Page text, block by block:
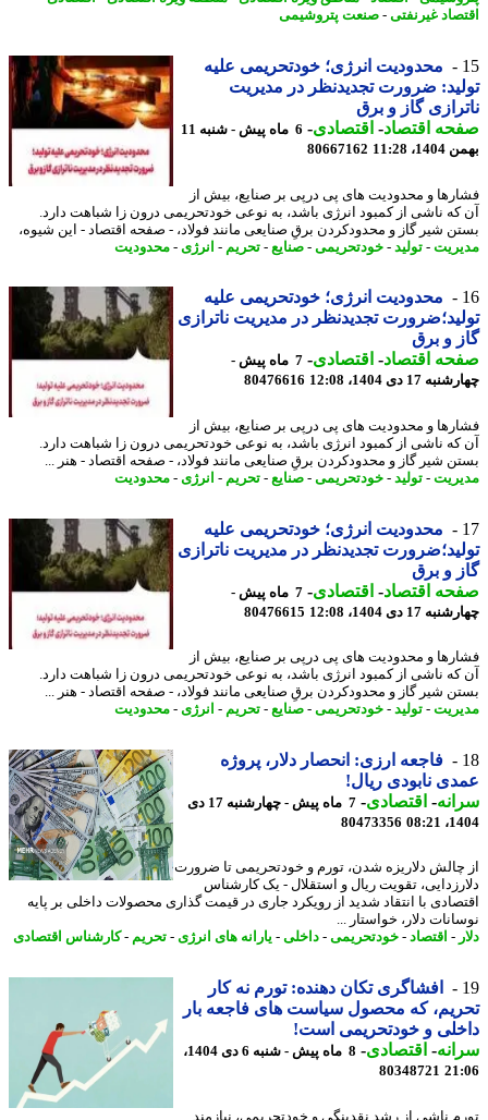
غیرنفتی-صنعت پتروشیمی
محدودیت انرژی؛ خودتحریمی علیه
ضرورت تجدیدنظر در مدیریت
گاز و برق
اقتصاد-اقتصادی-
6 ماه پیش - شنبه 11
11:28
80667162
و محدودیت های پی درپی بر صنایع، بیش از
ناشی از کمبود انرژی باشد، به نوعی خودتحریمی درون زا شباهت دارد.
شیر گاز و محدودکردن برقِ صنایعی مانند فولاد، - صفحه اقتصاد - این شیوه،
-تولید-خودتحریمی -صنایع-تحریم- انرژی-محدودیت
محدودیت انرژی؛ خودتحریمی علیه
تجدیدنظر در مدیریت ناترازی
و برق
اقتصاد-اقتصادی- 7 ماه پیش -
17 دی 1404، 12:08
80476616
و محدودیت های پی درپی بر صنایع، بیش از
ناشی از کمبود انرژی باشد، به نوعی خودتحریمی درون زا شباهت دارد.
شیر گاز و محدودکردن برقِ صنایعی مانند فولاد، - صفحه اقتصاد - هنر ...
-تولید-خودتحریمی -صنایع-تحریم- انرژی-محدودیت
محدودیت انرژی؛ خودتحریمی علیه
تجدیدنظر در مدیریت ناترازی
و برق
اقتصاد-اقتصادی- 7 ماه پیش -
17 دی 1404، 12:08
80476615
و محدودیت های پی درپی بر صنایع، بیش از
ناشی از کمبود انرژی باشد، به نوعی خودتحریمی درون زا شباهت دارد.
شیر گاز و محدودکردن برقِ صنایعی مانند فولاد، - صفحه اقتصاد - هنر ...
-تولید-خودتحریمی -صنایع-تحریم- انرژی-محدودیت
فاجعه ارزی: انحصار دلار، پروژه
نابودی ریال!
- اقتصادی-
7 ماه پیش - چهارشنبه 17 دی
80473356
دلاریزه شدن، تورم و خودتحریمی تا ضرورت
تقویت ریال و استقلال - یک کارشناس
با انتقاد شدید از رویکرد جاری در قیمت گذاری محصولات داخلی بر پایه
دلار، خواستار ...
-اقتصاد-خودتحریمی -داخلی -یارانه های انرژی-تحریم- کارشناس اقتصادی
افشاگری تکان دهنده: تورم نه کار
که محصول سیاست های فاجعه بار
و خودتحریمی است!
- اقتصادی-
8 ماه پیش - شنبه 6 دی 1404،
80348721
ناشی از رشد نقدینگی و خودتحریمی، نیازمند